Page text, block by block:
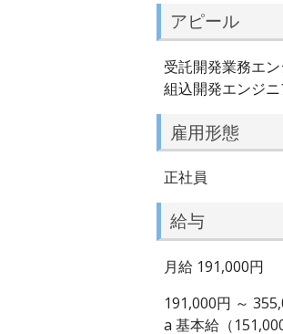
アピール
受託開発業務エ
組込開発エンジ
雇用形態
正社員
給与
月給 191,000円
191,000円 ～
a 基本給（